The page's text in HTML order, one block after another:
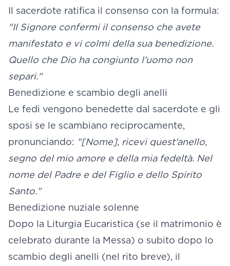
Il sacerdote ratifica il consenso con la formula:
"Il Signore confermi il consenso che avete
manifestato e vi colmi della sua benedizione.
Quello che Dio ha congiunto l'uomo non
separi."
Benedizione e scambio degli anelli
Le fedi vengono benedette dal sacerdote e gli
sposi se le scambiano reciprocamente,
pronunciando: "[Nome], ricevi quest'anello,
segno del mio amore e della mia fedeltà. Nel
nome del Padre e del Figlio e dello Spirito
Santo."
Benedizione nuziale solenne
Dopo la Liturgia Eucaristica (se il matrimonio è
celebrato durante la Messa) o subito dopo lo
scambio degli anelli (nel rito breve), il